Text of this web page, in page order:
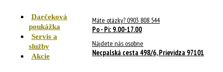
Darčeková
poukážka
Servis a
služby
Akcie
Máte otázky? 0903 808 544
Po - Pi: 9.00-17.00
Nájdete nás osobne
Necpalská cesta 498/6, Prievidza 97101